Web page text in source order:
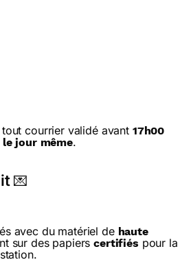
courrier validé avant 17h00
le jour même.
💌
avec du matériel de haute
sur des papierscertifiés pour la